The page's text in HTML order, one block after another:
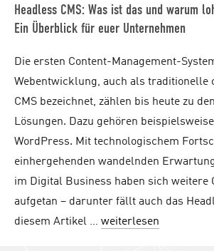
Headless CMS: Was ist das und warum
Ein Überblick für euer Unternehmen
Die ersten Content-Management-
Webentwicklung, auch als traditionelle
CMS bezeichnet, zählen bis heute zu
Lösungen. Dazu gehören beispielsweise
WordPress. Mit technologischem
einhergehenden wandelnden
im Digital Business haben sich weitere
aufgetan – darunter fällt auch das
diesem Artikel … weiterlesen